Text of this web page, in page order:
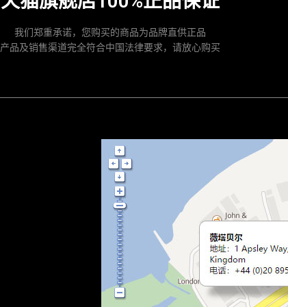
我们郑重承诺，您购买的商品为品牌直供正品
产品及销售渠道完全符合中国法律要求，请放心购买